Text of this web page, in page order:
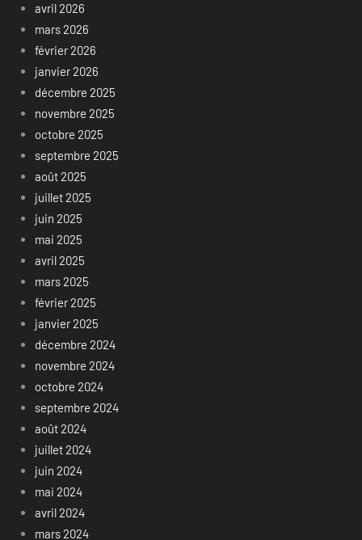
avril 2026
mars 2026
février 2026
janvier 2026
décembre 2025
novembre 2025
octobre 2025
septembre 2025
août 2025
juillet 2025
juin 2025
mai 2025
avril 2025
mars 2025
février 2025
janvier 2025
décembre 2024
novembre 2024
octobre 2024
septembre 2024
août 2024
juillet 2024
juin 2024
mai 2024
avril 2024
mars 2024